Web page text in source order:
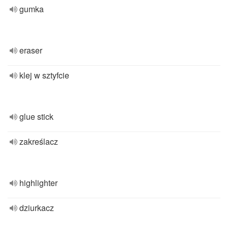
gumka
eraser
klej w sztyfcie
glue stick
zakreślacz
highlighter
dziurkacz